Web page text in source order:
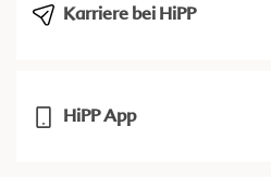
Karriere bei HiPP
HiPP App